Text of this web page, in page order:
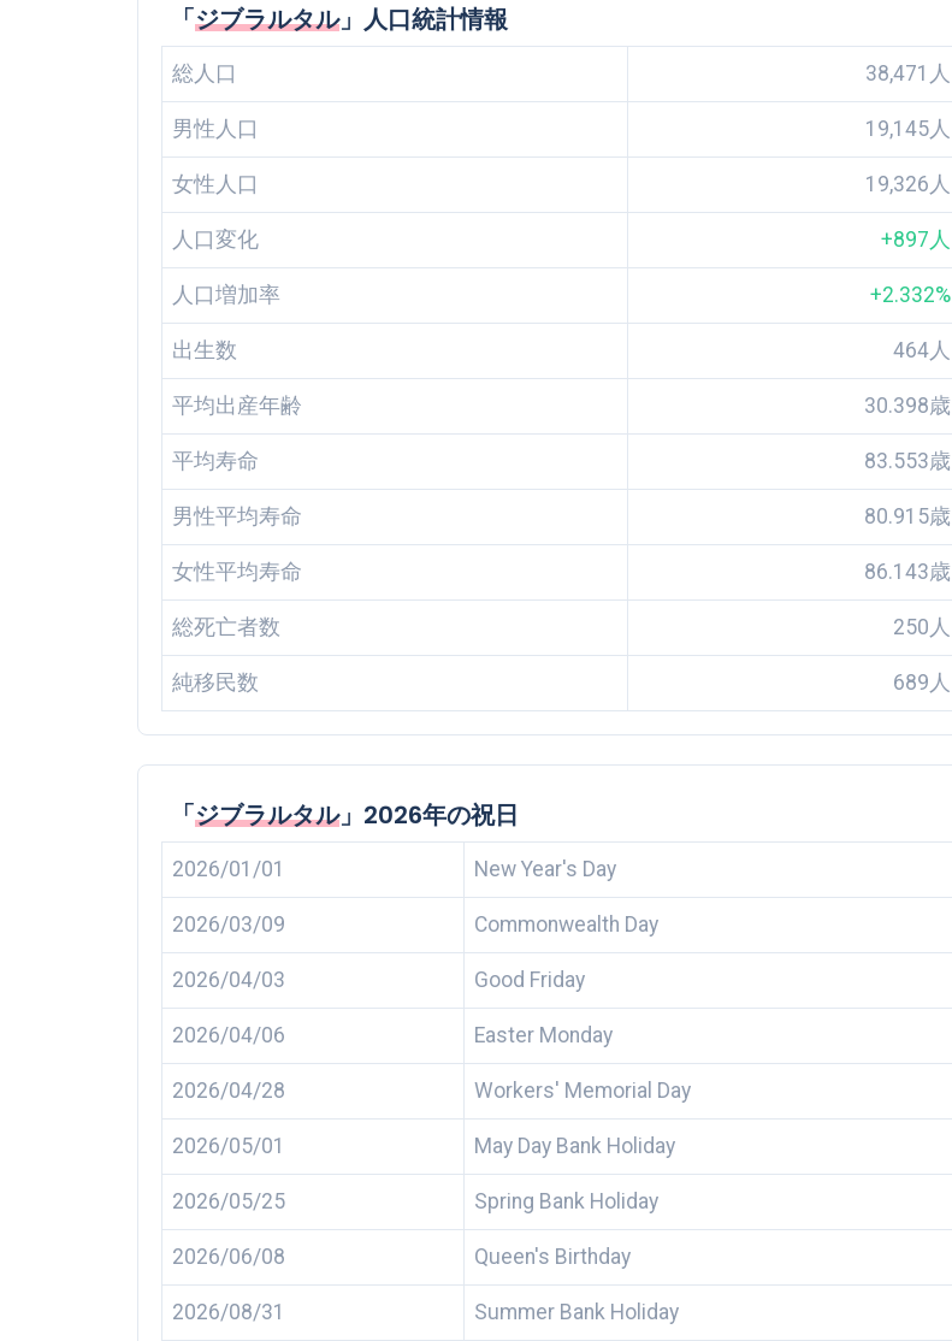
「ジブラルタル」人口統計情報
総人口 38,471人
男性人口 19,145人
女性人口 19,326人
人口変化 +897人
人口増加率 +2.332%
出生数 464人
平均出産年齢 30.398歳
平均寿命 83.553歳
男性平均寿命 80.915歳
女性平均寿命 86.143歳
総死亡者数 250人
純移民数 689人
「ジブラルタル」2026年の祝日
2026/01/01 New Year's Day
2026/03/09 Commonwealth Day
2026/04/03 Good Friday
2026/04/06 Easter Monday
2026/04/28 Workers' Memorial Day
2026/05/01 May Day Bank Holiday
2026/05/25 Spring Bank Holiday
2026/06/08 Queen's Birthday
2026/08/31 Summer Bank Holiday